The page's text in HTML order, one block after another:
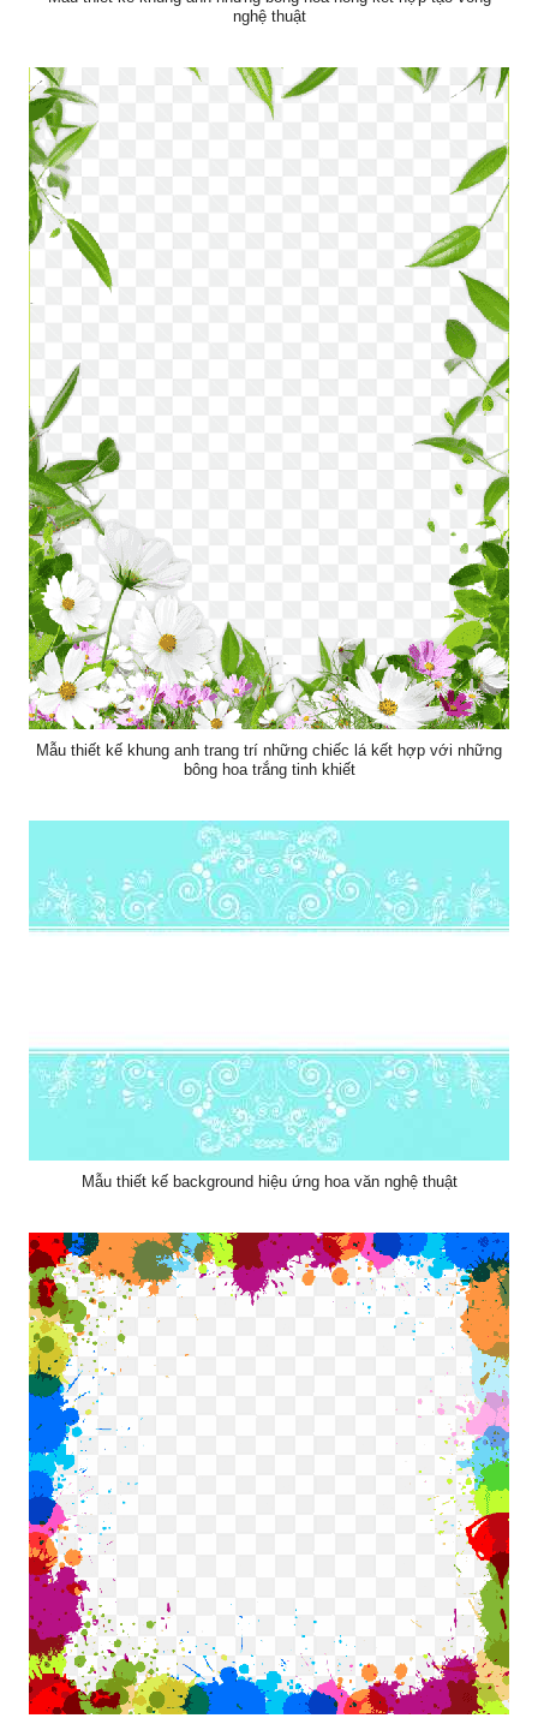
nghệ thuật
Mẫu thiết kế khung anh trang trí những chiếc lá kết hợp với những
bông hoa trắng tinh khiết
Mẫu thiết kế background hiệu ứng hoa văn nghệ thuật